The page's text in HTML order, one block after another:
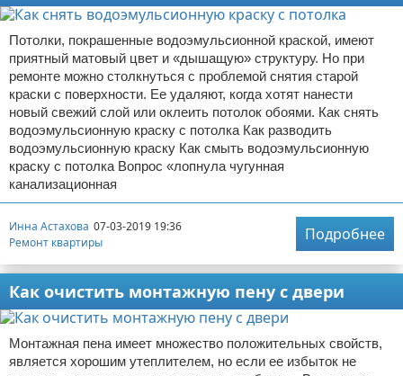
Потолки, покрашенные водоэмульсионной краской, имеют
приятный матовый цвет и «дышащую» структуру. Но при
ремонте можно столкнуться с проблемой снятия старой
краски с поверхности. Ее удаляют, когда хотят нанести
новый свежий слой или оклеить потолок обоями. Как снять
водоэмульсионную краску с потолка Как разводить
водоэмульсионную краску Как смыть водоэмульсионную
краску с потолка Вопрос «лопнула чугунная
канализационная
Инна Астахова 07-03-2019 19:36
Ремонт квартиры
Подробнее
Как очистить монтажную пену с двери
Монтажная пена имеет множество положительных свойств,
является хорошим утеплителем, но если ее избыток не